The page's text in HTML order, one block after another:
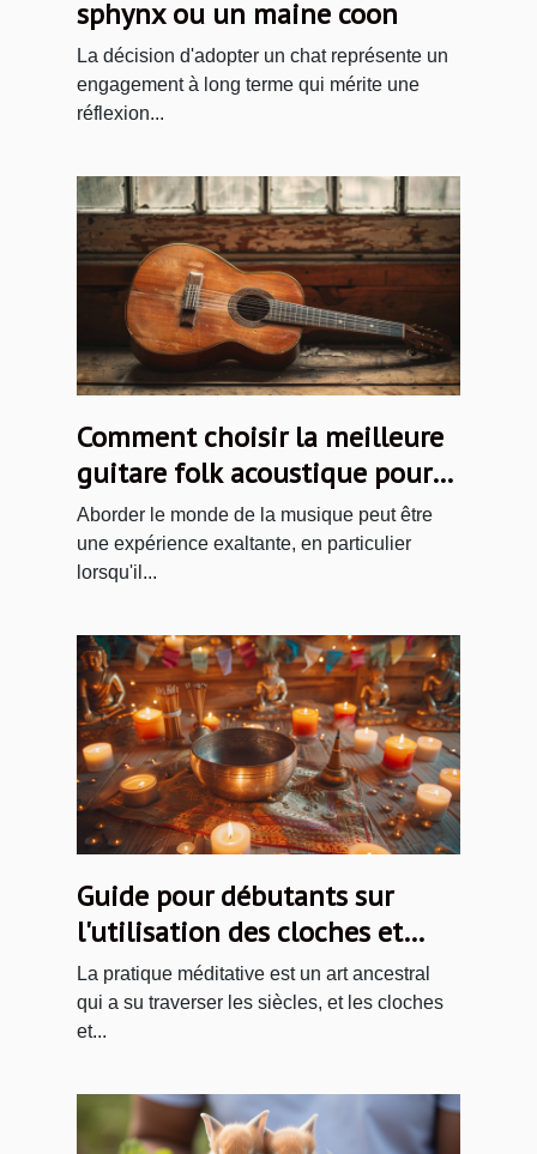
sphynx ou un maine coon
La décision d'adopter un chat représente un
engagement à long terme qui mérite une
réflexion...
Comment choisir la meilleure
guitare folk acoustique pour
débutants
Aborder le monde de la musique peut être
une expérience exaltante, en particulier
lorsqu'il...
Guide pour débutants sur
l'utilisation des cloches et
dorjés tibétains
La pratique méditative est un art ancestral
qui a su traverser les siècles, et les cloches
et...